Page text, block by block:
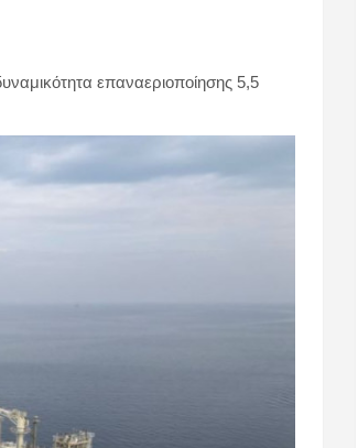
επαναεριοποίησης 5,5